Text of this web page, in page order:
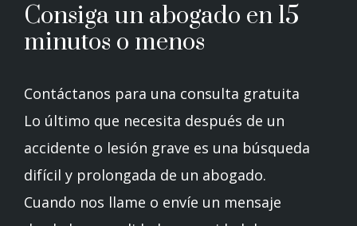
Consiga un abogado en 15
minutos o menos
Contáctanos para una consulta gratuita
Lo último que necesita después de un
accidente o lesión grave es una búsqueda
difícil y prolongada de un abogado.
Cuando nos llame o envíe un mensaje